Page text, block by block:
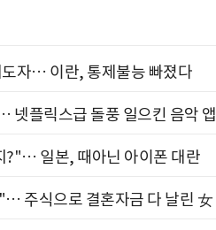
자… 이란, 통제불능 빠졌다
넷플릭스급 돌풍 일으킨 음악 앱
?"… 일본, 때아닌 아이폰 대란
주식으로 결혼자금 다 날린 女